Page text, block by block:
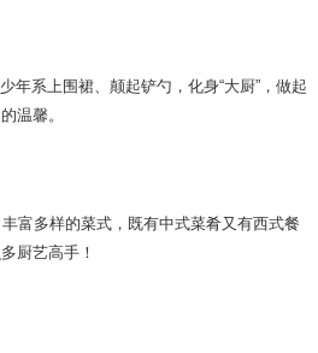
年系上围裙、颠起铲勺，化身“大厨”，做起
温馨。
富多样的菜式，既有中式菜肴又有西式餐
厨艺高手！